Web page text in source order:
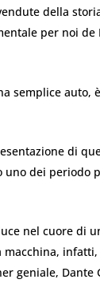
della
per noi de
semplice auto,
di
uno dei periodo
nel cuore di
macchina,
geniale, Dante